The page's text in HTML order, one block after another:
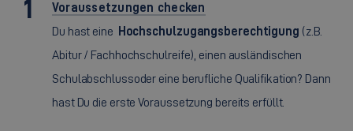
Voraussetzungen checken
Du hast eine Hochschulzugangsberechtigung (z.B.
Abitur / Fachhochschulreife), einen ausländischen
Schulabschlussoder eine berufliche Qualifikation? Dann
hast Du die erste Voraussetzung bereits erfüllt.